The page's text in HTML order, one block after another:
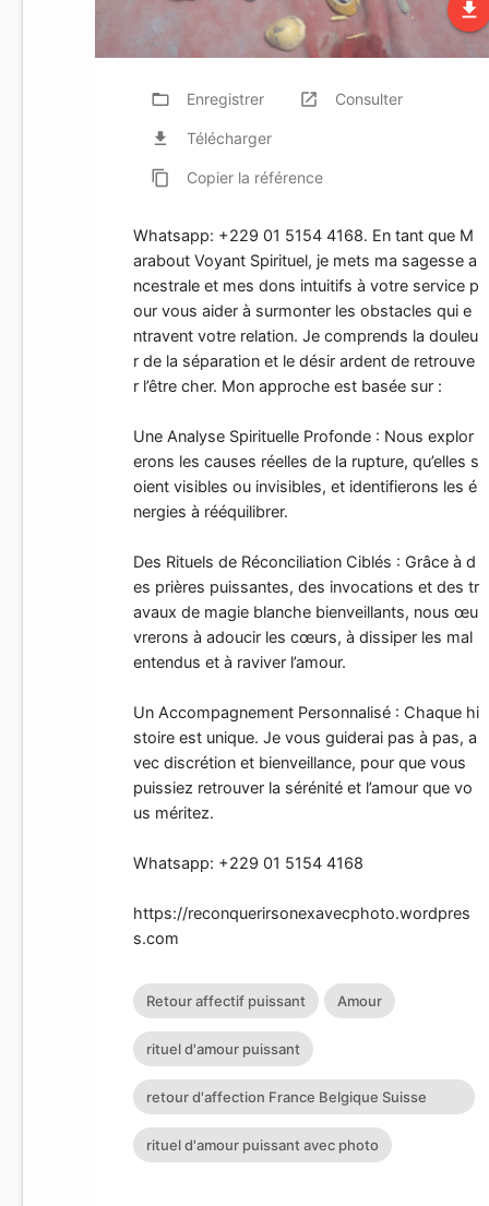
file_download
folder_open Enregistrer launch Consulter
file_download Télécharger
content_copy Copierla référence
Whatsapp: +229 01 5154 4168. En tant que M
arabout Voyant Spirituel, je mets ma sagesse a
ncestrale et mes dons intuitifs à votre service p
our vous aider à surmonter les obstacles qui e
ntravent votre relation. Je comprends la douleu
r de la séparation et le désir ardent de retrouve
r l’être cher. Mon approche est basée sur :
Une Analyse Spirituelle Profonde : Nous explor
erons les causes réelles de la rupture, qu’elles s
oient visibles ou invisibles, et identifierons les é
nergies à rééquilibrer.
Des Rituels de Réconciliation Ciblés : Grâce à d
es prières puissantes, des invocations et des tr
avaux de magie blanche bienveillants, nous œu
vrerons à adoucir les cœurs, à dissiper les mal
entendus et à raviver l’amour.
Un Accompagnement Personnalisé : Chaque hi
stoire est unique. Je vous guiderai pas à pas, a
vec discrétion et bienveillance, pour que vous
puissiez retrouver la sérénité et l’amour que vo
us méritez.
Whatsapp: +229 01 5154 4168
https://reconquerirsonexavecphoto.wordpres
s.com
Retour affectif puissant Amour
rituel d'amour puissant
retour d'affection France Belgique Suisse
Allemagne
rituel d'amour puissant avec photo